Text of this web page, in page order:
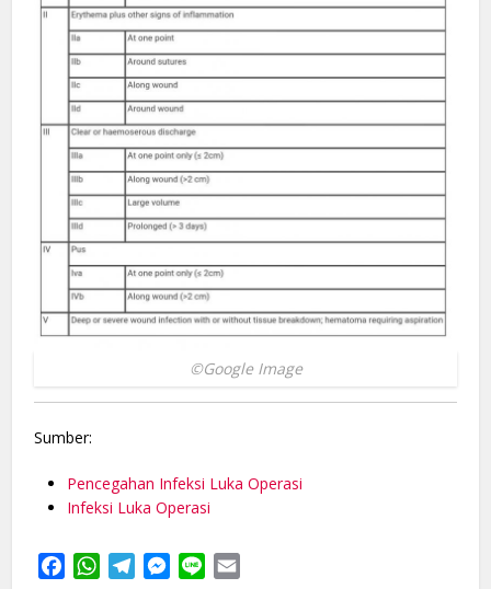
©Google Image
Sumber:
Pencegahan Infeksi Luka Operasi
Infeksi Luka Operasi
FacebookWhatsApp
TelegramMessenger
Line